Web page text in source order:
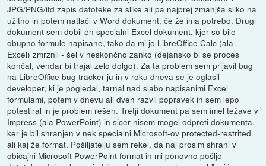
JPG/PNG/itd zapis datoteke za slike ali pa najprej zmanjša sliko na
užitno in potem natlači v Word dokument, če že ima potrebo. Drugi
dokument sem dobil en specialni Excel dokument, kjer so bile
obupno formule napisane, tako da mi je LibreOffice Calc (ala
Excel) zmrznil - šel v neskončno zanko (dejansko bi se proces
končal, vendar bi trajal zelo dolgo). Za ta problem sem prijavil bug
na LibreOffice bug tracker-ju in v roku dneva se je oglasil
developer, ki je pogledal, tarnal nad slabo napisanimi Excel
formulami, potem v dnevu ali dveh razvil popravek in sem lepo
potestiral in je problem rešen. Tretji dokument pa sem imel težave v
Impress (ala PowerPoint) in sicer nisem mogel odpreti dokumenta,
ker je bil shranjen v nek specialni Microsoft-ov protected-restrited
ali kaj že format. Pošiljatelju sem rekel, da naj prosim shrani v
običajni Microsoft PowerPoint format in mi ponovno pošlje